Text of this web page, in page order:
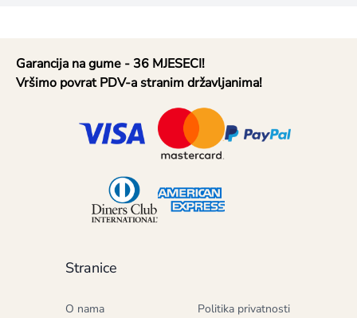
Stranice
O nama Politika privatnosti
Garancija na gume - 36 MJESECI!
Vršimo povrat PDV-a stranim državljanima!